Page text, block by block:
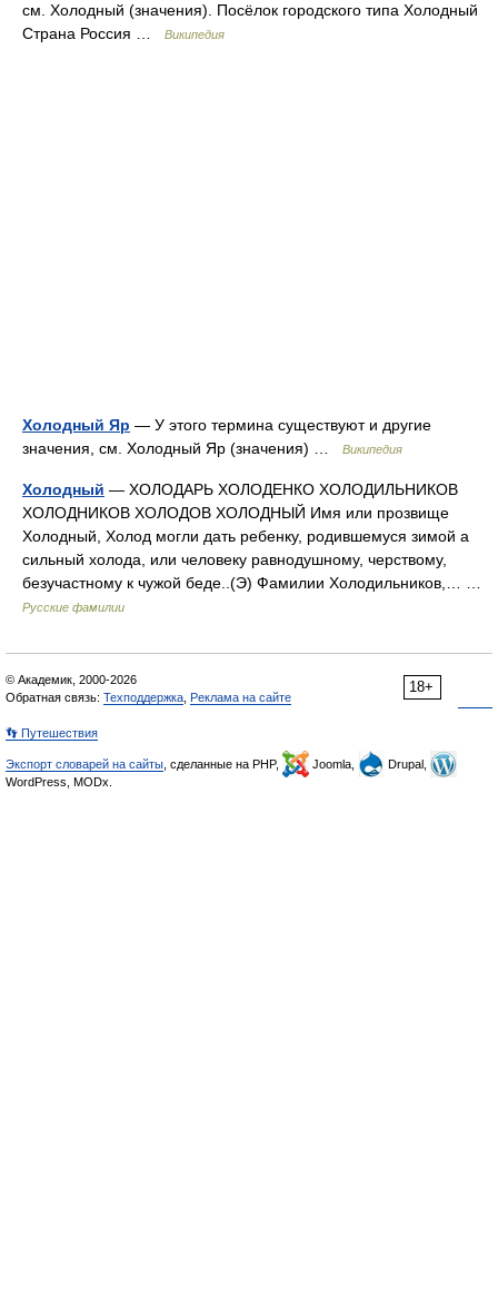
см. Холодный (значения). Посёлок городского типа Холодный
Страна Россия …
Википедия
Холодный Яр — У этого термина существуют и другие
значения, см. Холодный Яр (значения) …
Википедия
Холодный — ХОЛОДАРЬ ХОЛОДЕНКО ХОЛОДИЛЬНИКОВ
ХОЛОДНИКОВ ХОЛОДОВ ХОЛОДНЫЙ Имя или прозвище
Холодный, Холод могли дать ребенку, родившемуся зимой а
сильный холода, или человеку равнодушному, черствому,
безучастному к чужой беде..(Э) Фамилии Холодильников,… …
Русские фамилии
18+
© Академик, 2000-2026
Обратная связь: Техподдержка Реклама на сайте
👣 Путешествия
Экспорт словарей на сайты , сделанные на PHP, Joomla,
Drupal,
WordPress, MODx.